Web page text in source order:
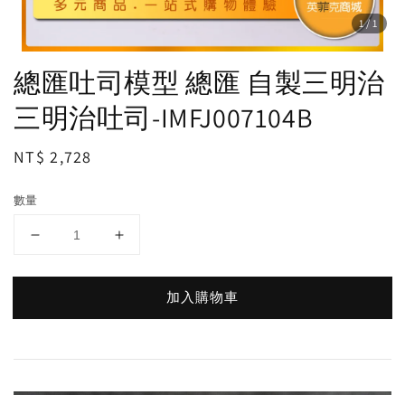
1/1
總匯吐司模型 總匯 自製三明治
三明治吐司-IMFJ007104B
Regular
NT$ 2,728
數量
加入購物車